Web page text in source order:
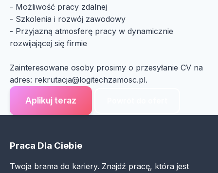
- Możliwość pracy zdalnej
- Szkolenia i rozwój zawodowy
- Przyjazną atmosferę pracy w dynamicznie
rozwijającej się firmie
Zainteresowane osoby prosimy o przesyłanie CV na
adres: rekrutacja@logitechzamosc.pl.
Aplikuj teraz
Praca Dla Ciebie
Twoja brama do kariery. Znajdź pracę, która jest